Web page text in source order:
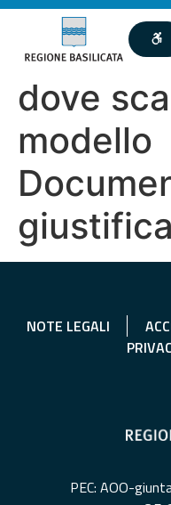
dove
modello
NOTE LEGALI
PEC: AOO-